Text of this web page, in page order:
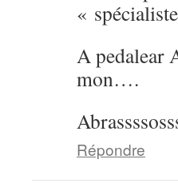
«
A pedalear
mon….
Répondre